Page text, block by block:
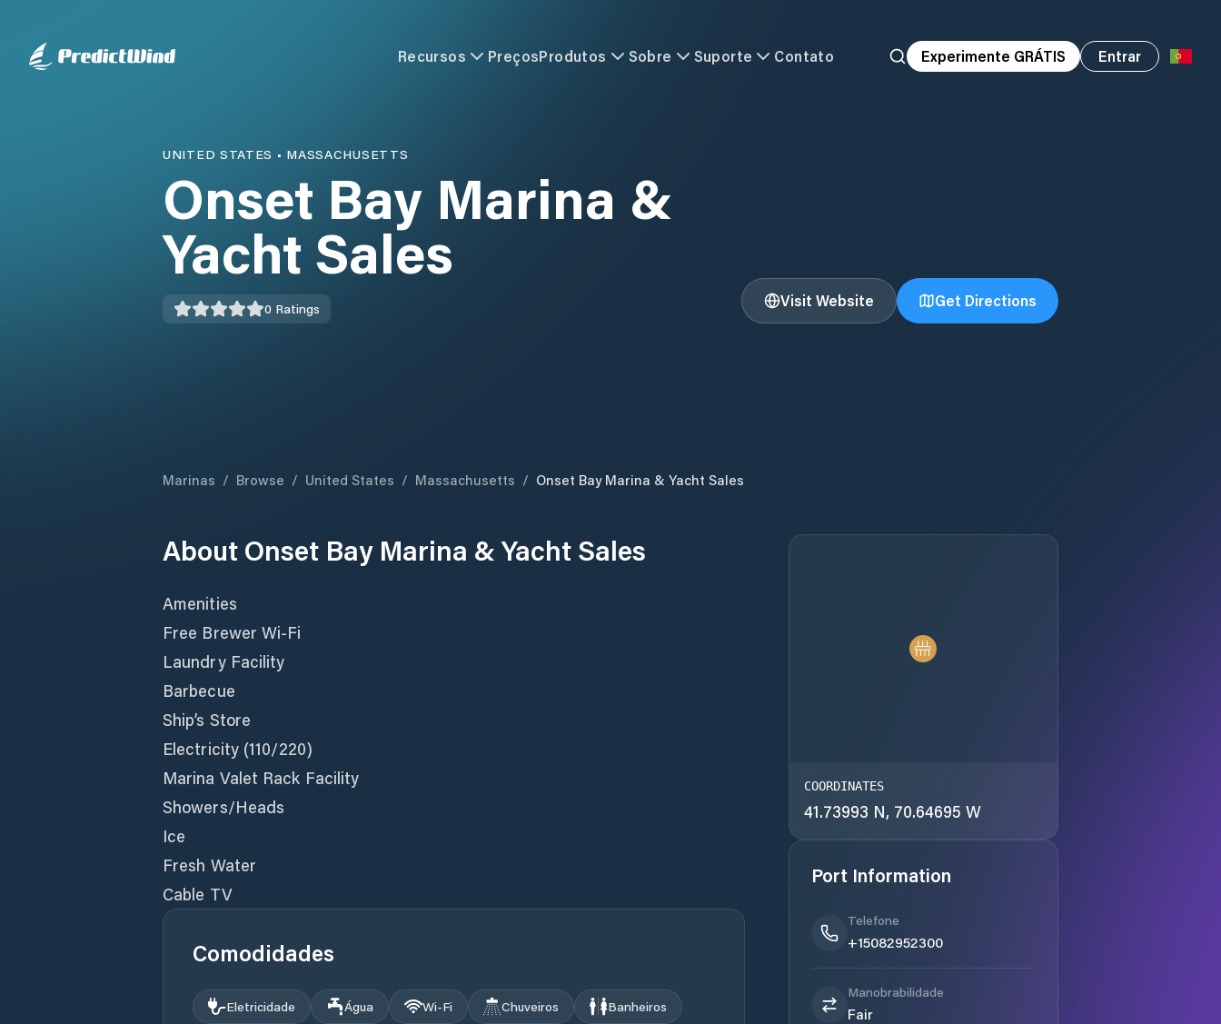
Recursos PreçosProdutos Sobre Suporte Contato Experimente GRÁTIS Entrar
UNITED STATES • MASSACHUSETTS
Onset Bay Marina &
Yacht Sales
0 Ratings Visit Website Get Directions
Marinas / Browse / United States / Massachusetts / Onset Bay Marina & Yacht Sales
About Onset Bay Marina & Yacht Sales
Amenities
Free Brewer Wi-Fi
Laundry Facility
Barbecue
Ship’s Store
Electricity (110/220)
Marina Valet Rack Facility
Showers/Heads
Ice
Fresh Water
Cable TV
Comodidades
Eletricidade Água Wi‑Fi Chuveiros
Banheiros
COORDINATES
41.73993 N, 70.64695 W
Port Information
Telefone
+15082952300
Manobrabilidade
Fair